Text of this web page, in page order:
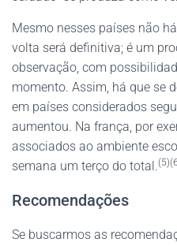
Mesmo nesses países não
volta será definitiva; é um
observação, com
momento. Assim, há que se
em países considerados
aumentou. Na frança, por
associados ao ambiente
semana um terço do total.
Recomendações
Se buscarmos as